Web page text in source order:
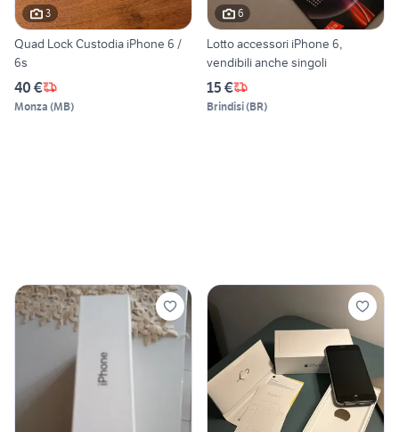
3
Quad Lock Custodia iPhone 6 /
6s
40 €
Monza (MB)
6
Lotto accessori iPhone 6,
vendibili anche singoli
15 €
Brindisi(BR)